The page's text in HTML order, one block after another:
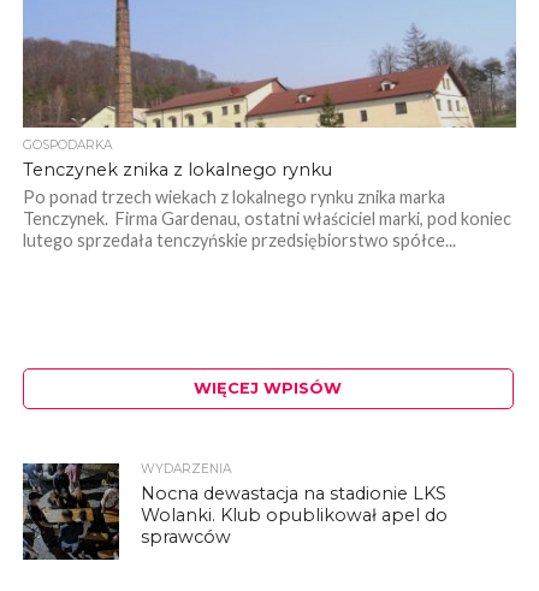
GOSPODARKA
Tenczynek znika z lokalnego rynku
Po ponad trzech wiekach z lokalnego rynku znika marka
Tenczynek. Firma Gardenau, ostatni właściciel marki, pod koniec
lutego sprzedała tenczyńskie przedsiębiorstwo spółce...
WIĘCEJ WPISÓW
WYDARZENIA
Nocna dewastacja na stadionie LKS
Wolanki. Klub opublikował apel do
sprawców